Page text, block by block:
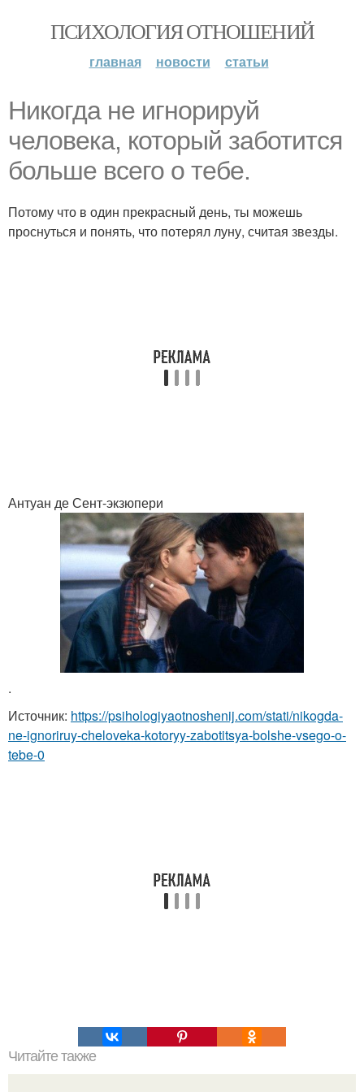
ПСИХОЛОГИЯ ОТНОШЕНИЙ
главная новости статьи
Никогда не игнорируй
человека, который заботится
больше всего о тебе.
Потому что в один прекрасный день, ты можешь
проснуться и понять, что потерял луну, считая звезды.
Антуан де Сент-экзюпери
.
Источник: https://psihologiyaotnoshenij.com/stati/nikogda-
ne-ignoriruy-cheloveka-kotoryy-zabotitsya-bolshe-vsego-o-
tebe-0
Читайте также